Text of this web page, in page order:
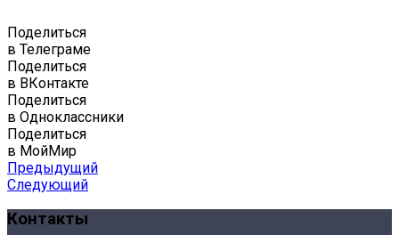
Поделиться
в Телеграме
Поделиться
в ВКонтакте
Поделиться
в Одноклассники
Поделиться
в МойМир
Предыдущий
Следующий
Контакты